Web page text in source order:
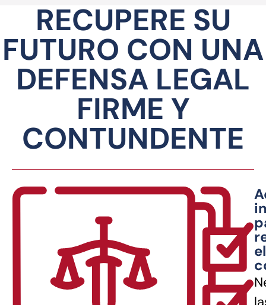
RECUPERE SU
FUTURO CON UNA
DEFENSA LEGAL
FIRME Y
CONTUNDENTE
el